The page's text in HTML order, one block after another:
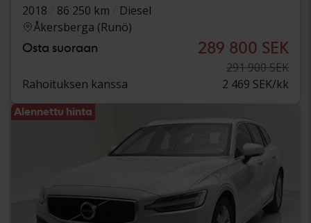
2018
86 250 km
Diesel
Åkersberga (Runö)
Osta suoraan 289 800 SEK
291 900 SEK
Rahoituksen kanssa
2 469 SEK/kk
Alennettu hinta